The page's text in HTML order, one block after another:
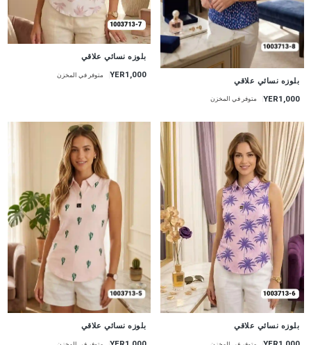
بلوزه نسائي علاقي
YER1,000 متوفر في المخزن
جديد
بلوزه نسائي علاقي
YER1,000 متوفر في المخزن
جديد
بلوزه نسائي علاقي بلوزه نسائي علاقي